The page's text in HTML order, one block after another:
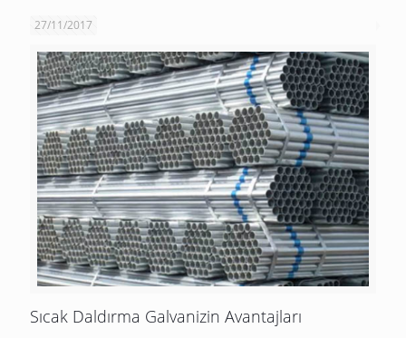
27/11/2017
Sıcak Daldırma Galvanizin Avantajları